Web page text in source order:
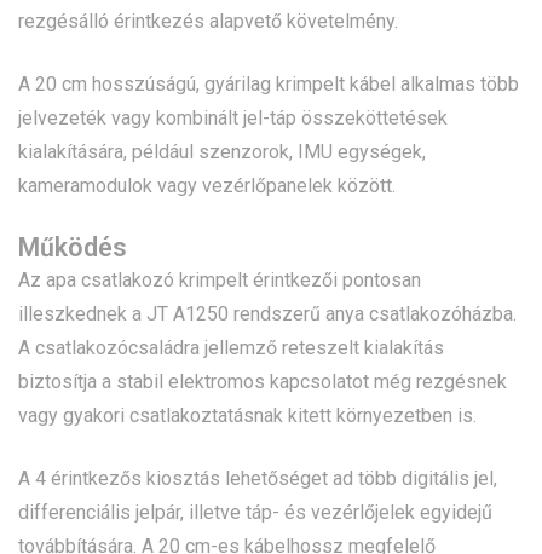
rezgésálló érintkezés alapvető követelmény.
A 20 cm hosszúságú, gyárilag krimpelt kábel alkalmas több
jelvezeték vagy kombinált jel-táp összeköttetések
kialakítására, például szenzorok, IMU egységek,
kameramodulok vagy vezérlőpanelek között.
Működés
Az apa csatlakozó krimpelt érintkezői pontosan
illeszkednek a JT A1250 rendszerű anya csatlakozóházba.
A csatlakozócsaládra jellemző reteszelt kialakítás
biztosítja a stabil elektromos kapcsolatot még rezgésnek
vagy gyakori csatlakoztatásnak kitett környezetben is.
A 4 érintkezős kiosztás lehetőséget ad több digitális jel,
differenciális jelpár, illetve táp- és vezérlőjelek egyidejű
továbbítására. A 20 cm-es kábelhossz megfelelő